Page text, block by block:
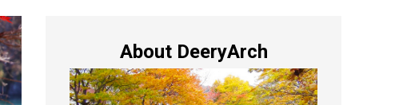
About DeeryArch